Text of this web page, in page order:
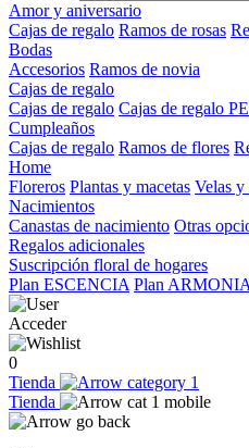
Amor y aniversario
Cajas de regalo Ramos de rosas
Bodas
Accesorios Ramos de novia
Cajas de regalo
Cajas de regalo Cajas de regalo
Cumpleaños
Cajas de regalo Ramos de flores
Home
Floreros Plantas y macetas Velas y
Nacimientos
Canastas de nacimiento Otras
Regalos adicionales
Suscripción floral de hogares
Plan ESCENCIA Plan ARMONIA
Acceder
0
Tienda
Tienda